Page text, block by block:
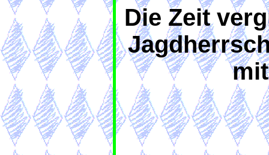
Die Zeit